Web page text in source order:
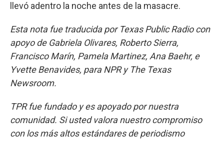
llevó adentro la noche antes de la masacre.
Esta nota fue traducida por Texas Public Radio con
apoyo de Gabriela Olivares, Roberto Sierra,
Francisco Marín, Pamela Martinez, Ana Baehr, e
Yvette Benavides, para NPR y The Texas
Newsroom.
TPR fue fundado y es apoyado por nuestra
comunidad. Si usted valora nuestro compromiso
con los más altos estándares de periodismo